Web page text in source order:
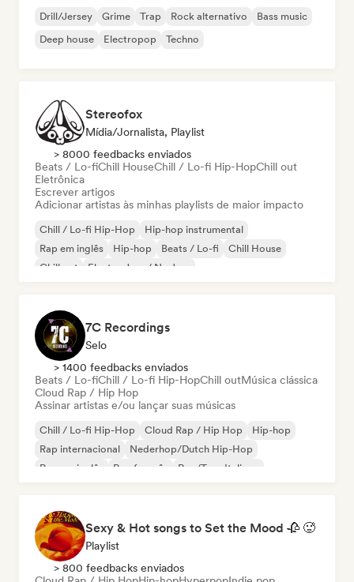
Drill/Jersey Grime Trap Rock alternativo
Bass music
Deep house
Electropop Techno
Stereofox
Mídia/Jornalista, Playlist
> 8000 feedbacks enviados
Beats / Lo-fiChill HouseChill / Lo-fi Hip-HopChill out
Eletrônica
Escrever artigos
Adicionar artistas às minhas playlists de maior impacto
Chill / Lo-fi Hip-Hop
Hip-hop instrumental
Rap em inglês
Hip-hop Beats / Lo-fi
Chill House
Chill out
Electro Jazz / Nu Jazz
7C Recordings
Selo
> 1400 feedbacks enviados
Beats / Lo-fiChill / Lo-fi Hip-HopChill outMúsica clássica
Cloud Rap / Hip Hop
Assinar artistas e/ou lançar suas músicas
Chill / Lo-fi Hip-Hop Cloud Rap / Hip Hop
Hip-hop
Rap internacional
Nederhop/Dutch Hip-Hop
Rap em inglês
Rap francês Rap/Trap Italiano
Sexy & Hot songs to Set the Mood 🥀 🥵
Playlist
> 800 feedbacks enviados